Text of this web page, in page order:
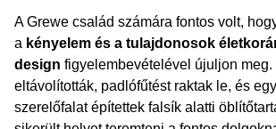
A Grewe család számára fontos volt,
a kényelem és a tulajdonosok
design figyelembevételével újuljon meg.
eltávolították, padlófűtést raktak le, és
szerelőfalat építettek falsík alatti